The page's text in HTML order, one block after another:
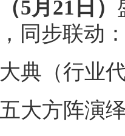
5月21日）
同步联动
典（行业
大方阵演